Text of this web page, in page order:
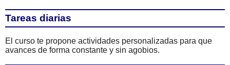
Tareas diarias
El curso te propone actividades personalizadas para que
avances de forma constante y sin agobios.